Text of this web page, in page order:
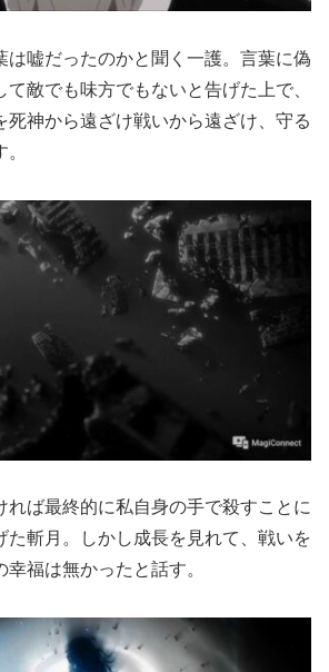
は嘘だったのかと聞く一護。言葉に偽
て敵でも味方でもないと告げた上で、
死神から遠ざけ戦いから遠ざけ、守る
れば最終的に私自身の手で殺すことに
た斬月。しかし成長を見れて、戦いを
福は無かったと話す。